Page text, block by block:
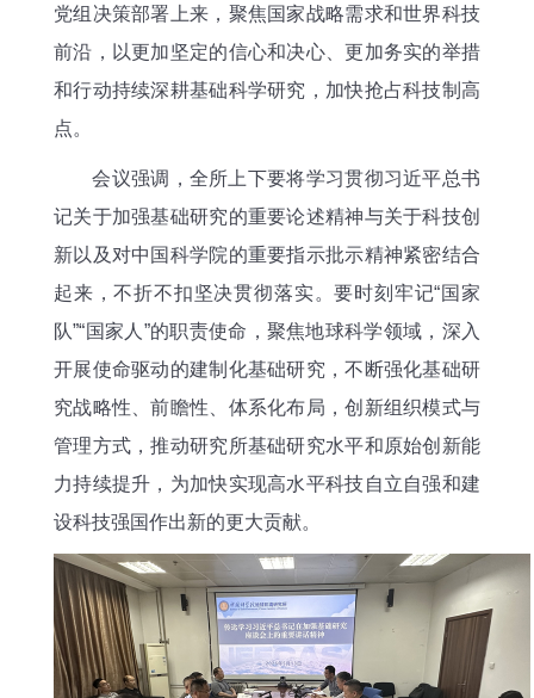
党组决策部署上来，聚焦国家战略需求和世界科技
前沿，以更加坚定的信心和决心、更加务实的举措
和行动持续深耕基础科学研究，加快抢占科技制高
点。
会议强调，全所上下要将学习贯彻习近平总书
记关于加强基础研究的重要论述精神与关于科技创
新以及对中国科学院的重要指示批示精神紧密结合
起来，不折不扣坚决贯彻落实。要时刻牢记“国家
队”“国家人”的职责使命，聚焦地球科学领域，深入
开展使命驱动的建制化基础研究，不断强化基础研
究战略性、前瞻性、体系化布局，创新组织模式与
管理方式，推动研究所基础研究水平和原始创新能
力持续提升，为加快实现高水平科技自立自强和建
设科技强国作出新的更大贡献。